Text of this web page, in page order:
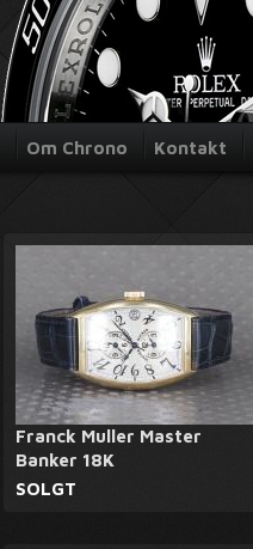
Om Chrono Kontakt
Franck Muller Master
Banker 18K
SOLGT